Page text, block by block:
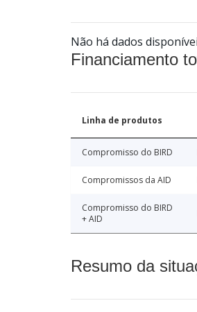
Não há dados
Financiamento
Linha de produtos
Compromisso do BIRD
Compromissos da AID
Compromisso do BIRD
+ AID
Resumo da